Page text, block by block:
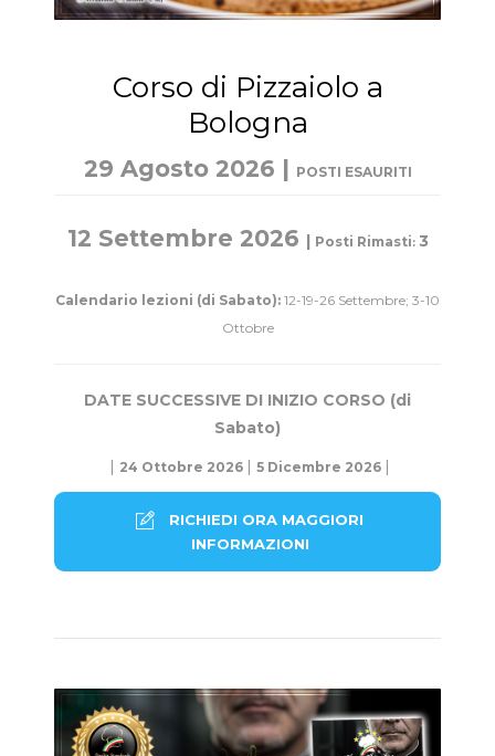
Corso di Pizzaiolo a
Bologna
29 Agosto 2026 | POSTI ESAURITI
12 Settembre 2026 | Posti Rimasti: 3
Calendario lezioni (di Sabato): 12-19-26 Settembre; 3-10
Ottobre
DATE SUCCESSIVE DI INIZIO CORSO (di
Sabato)
| 24 Ottobre 2026 | 5 Dicembre 2026 |
RICHIEDI ORA MAGGIORI
INFORMAZIONI